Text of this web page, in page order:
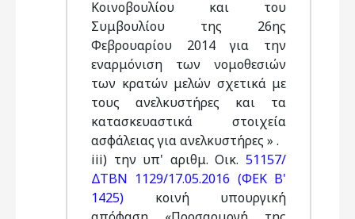
Κοινοβουλίου και του
Συμβουλίου της 26ης
Φεβρουαρίου 2014 για την
εναρμόνιση των νομοθεσιών
των κρατών μελών σχετικά με
τους ανελκυστήρες και τα
κατασκευαστικά στοιχεία
ασφάλειας για ανελκυστήρες » .
iii) την υπ' αριθμ. Οικ. 51157/
ΔΤΒΝ 1129/17.05.2016 (ΦΕΚ Β'
1425) κοινή υπουργική